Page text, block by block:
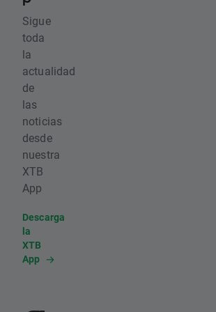
Sigue
toda
la
actualidad
de
las
noticias
desde
nuestra
XTB
App
Descarga
la
XTB
App